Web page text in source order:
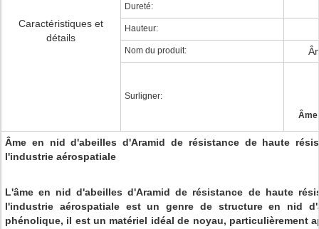
Caractéristiques et
détails
Dureté:
Hauteur:
Nom du produit:
Surligner:
Âme
Âme en nid d'abeilles d'Aramid de résistance de haute
l'industrie aérospatiale
L'âme en nid d'abeilles d'Aramid de résistance de haute
l'industrie aérospatiale est un genre de structure en nid
phénolique, il est un matériel idéal de noyau, particulièrement